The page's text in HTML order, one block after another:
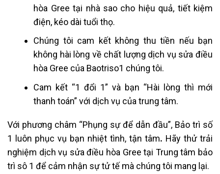
hòa Gree tại nhà sao cho hiệu quả, tiết kiệm
điện, kéo dài tuổi thọ.
Chúng tôi cam kết không thu tiền nếu bạn
không hài lòng về chất lượng dịch vụ sửa điều
hòa Gree của Baotriso1 chúng tôi.
Cam kết “1 đổi 1” và bạn “Hài lòng thì mới
thanh toán” với dịch vụ của trung tâm.
Với phương châm “Phụng sự để dẫn đầu”, Bảo trì số
1 luôn phục vụ bạn nhiệt tình, tận tâm. Hãy thử trải
nghiệm dịch vụ sửa điều hòa Gree tại Trung tâm bảo
trì sô 1 để cảm nhận sự tử tế mà chúng tôi mang lại.